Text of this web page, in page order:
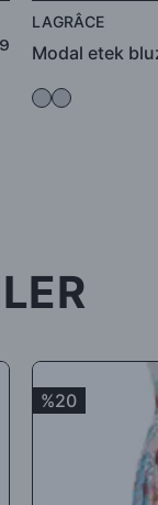
ücretleri
günü geçmiş,
(varsa)
arasında
yapılarak geri
ya da ücret
LAGRÂCE
Modal etek
%20